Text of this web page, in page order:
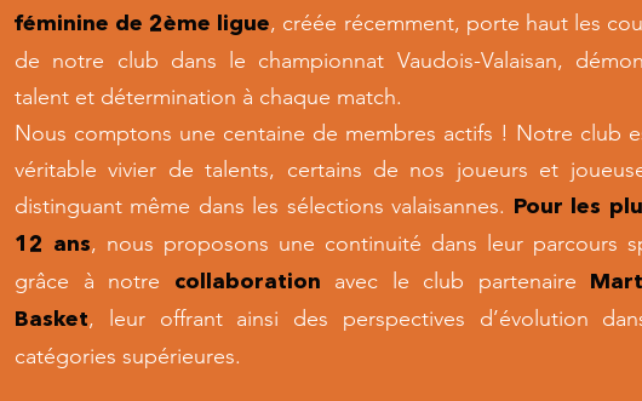
féminine de 2ème ligue, créée récemment, porte haut les
de notre club dans le championnat Vaudois-Valaisan,
talent et détermination à chaque match.
​Nous comptons une centaine de membres actifs ! Notre club
véritable vivier de talents, certains de nos joueurs et
distinguant même dans les sélections valaisannes.
Pour les
12 ans, nous proposons une continuité dans leur parcours
grâce à notre
collaboration avec le club partenaire
Basket, leur offrant ainsi des perspectives d’évolution
catégories supérieures.